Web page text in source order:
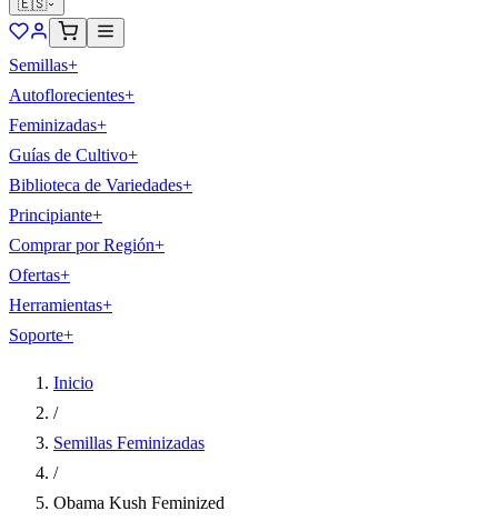
🇪🇸
Semillas+
Autoflorecientes+
Feminizadas+
Guías de Cultivo+
Biblioteca de Variedades+
Principiante+
Comprar por Región+
Ofertas+
Herramientas+
Soporte+
Inicio
/
Semillas Feminizadas
/
Obama Kush Feminized